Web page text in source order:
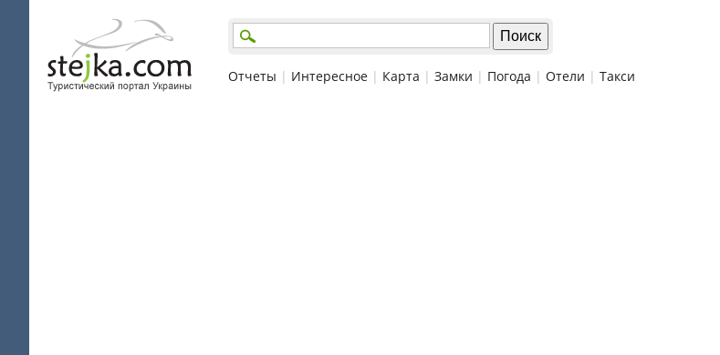
Отчеты | Интересное | Карта | Замки | Погода | Отели | Такси